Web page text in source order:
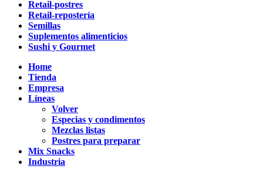
Retail-postres
Retail-repostería
Semillas
Suplementos alimenticios
Sushi y Gourmet
Home
Tienda
Empresa
Líneas
Volver
Especias y condimentos
Mezclas listas
Postres para preparar
Mix Snacks
Industria